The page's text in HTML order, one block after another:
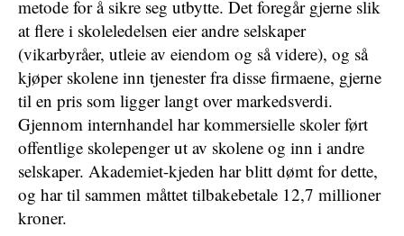
metode for å sikre seg utbytte. Det foregår gjerne slik
at flere i skoleledelsen eier andre selskaper
(vikarbyråer, utleie av eiendom og så videre), og så
kjøper skolene inn tjenester fra disse firmaene, gjerne
til en pris som ligger langt over markedsverdi.
Gjennom internhandel har kommersielle skoler ført
offentlige skolepenger ut av skolene og inn i andre
selskaper. Akademiet-kjeden har blitt dømt for dette,
og har til sammen måttet tilbakebetale 12,7 millioner
kroner.